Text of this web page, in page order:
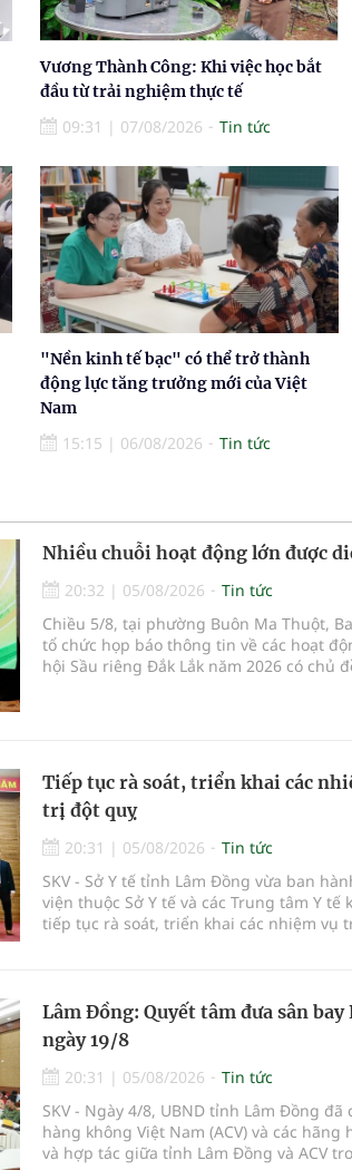
Vương Thành Công: Khi việc học bắt
đầu từ trải nghiệm thực tế
09:31 | 07/08/2026 Tin tức
"Nền kinh tế bạc" có thể trở thành
động lực tăng trưởng mới của Việt
Nam
15:15 | 06/08/2026 Tin tức
Nhiều chuỗi hoạt động lớn được
20:32 | 05/08/2026
Tin tức
Chiều 5/8, tại phường Buôn Ma Thuột,
tổ chức họp báo thông tin về các hoạt
hội Sầu riêng Đắk Lắk năm 2026 có chủ
Tiếp tục rà soát, triển khai các
trị đột quỵ
20:31 | 05/08/2026
Tin tức
SKV - Sở Y tế tỉnh Lâm Đồng vừa ban
viện thuộc Sở Y tế và các Trung tâm Y
tiếp tục rà soát, triển khai các nhiệm vụ
Lâm Đồng: Quyết tâm đưa sân
ngày 19/8
20:31 | 05/08/2026
Tin tức
SKV - Ngày 4/8, UBND tỉnh Lâm Đồng
hàng không Việt Nam (ACV) và các
và hợp tác giữa tỉnh Lâm Đồng và ACV